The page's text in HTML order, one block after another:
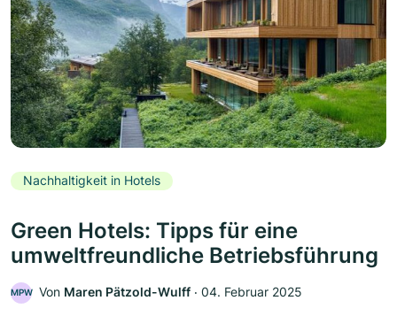
Nachhaltigkeit in Hotels
Green Hotels: Tipps für eine
umweltfreundliche Betriebsführung
MPW Von Maren Pätzold-Wulff ‧ 04. Februar 2025